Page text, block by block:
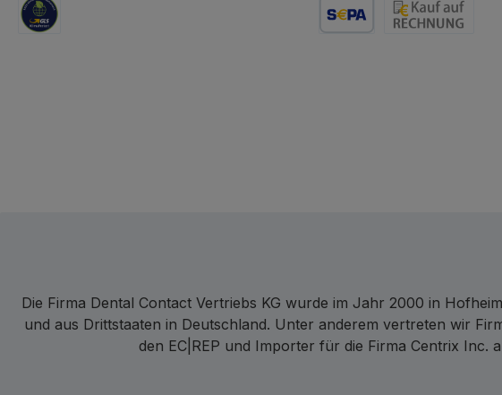
Die Firma Dental Contact Vertriebs KG wurde im Jahr 2000 in
und aus Drittstaaten in Deutschland. Unter anderem vertreten wir
den EC|REP und Importer für die Firma Centrix Inc.